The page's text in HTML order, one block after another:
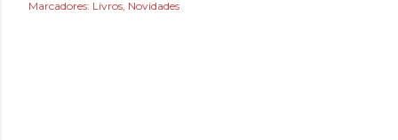
Marcadores: Livros Novidades